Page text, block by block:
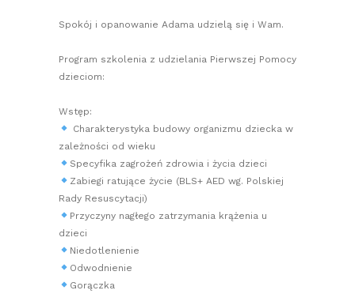
Spokój i opanowanie Adama udzielą się i Wam.
Program szkolenia z udzielania Pierwszej Pomocy
dzieciom:
Wstęp:
Charakterystyka budowy organizmu dziecka w
zależności od wieku
Specyfika zagrożeń zdrowia i życia dzieci
Zabiegi ratujące życie (BLS+ AED wg. Polskiej
Rady Resuscytacji)
Przyczyny nagłego zatrzymania krążenia u
dzieci
Niedotlenienie
Odwodnienie
Gorączka